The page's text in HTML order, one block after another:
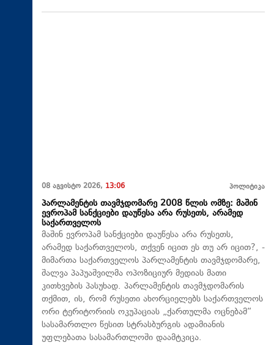
08 აგვისტო 2026, 13:06 პოლიტიკა
პარლამენტის თავმჯდომარე 2008 წლის ომზე: მაშინ
ევროპამ სანქციები დაუწესა არა რუსეთს, არამედ
საქართველოს
მაშინ ევროპამ სანქციები დაუწესა არა რუსეთს,
არამედ საქართველოს, თქვენ იცით ეს თუ არ იცით?, -
მიმართა საქართველოს პარლამენტის თავმჯდომარე,
შალვა პაპუაშვილმა ოპოზიციურ მედიას მათი
კითხვების პასუხად. პარლამენტის თავმჯდომარის
თქმით, ის, რომ რუსეთი ახორციელებს საქართველოს
ორი ტერიტორიის ოკუპაციას „ქართულმა ოცნებამ“
სასამართლო წესით სტრასბურგის ადამიანის
უფლებათა სასამართლოში დაამტკიცა.